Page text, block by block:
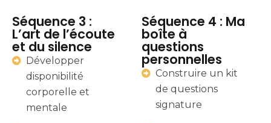
Séquence 3 :
L’art de l’écoute
et du silence
Développer
disponibilité
corporelle et
mentale
Séquence 4 : Ma
boîte à
questions
personnelles
Construire un kit
de questions
signature